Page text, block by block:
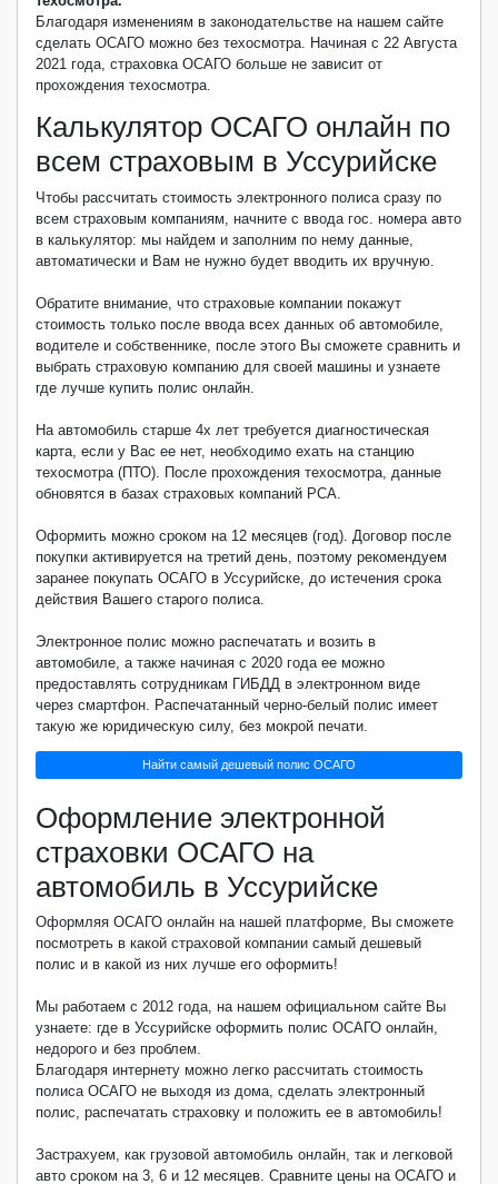
Благодаря изменениям в законодательстве на нашем сайте
сделать ОСАГО можно без техосмотра. Начиная с 22 Августа
2021 года, страховка ОСАГО больше не зависит от
прохождения техосмотра.
Калькулятор ОСАГО онлайн по
всем страховым в Уссурийске
Чтобы рассчитать стоимость электронного полиса сразу по
всем страховым компаниям, начните с ввода гос. номера авто
в калькулятор: мы найдем и заполним по нему данные,
автоматически и Вам не нужно будет вводить их вручную.
Обратите внимание, что страховые компании покажут
стоимость только после ввода всех данных об автомобиле,
водителе и собственнике, после этого Вы сможете сравнить и
выбрать страховую компанию для своей машины и узнаете
где лучше купить полис онлайн.
На автомобиль старше 4х лет требуется диагностическая
карта, если у Вас ее нет, необходимо ехать на станцию
техосмотра (ПТО). После прохождения техосмотра, данные
обновятся в базах страховых компаний РСА.
Оформить можно сроком на 12 месяцев (год). Договор после
покупки активируется на третий день, поэтому рекомендуем
заранее покупать ОСАГО в Уссурийске, до истечения срока
действия Вашего старого полиса.
Электронное полис можно распечатать и возить в
автомобиле, а также начиная с 2020 года ее можно
предоставлять сотрудникам ГИБДД в электронном виде
через смартфон. Распечатанный черно-белый полис имеет
такую же юридическую силу, без мокрой печати.
Найти самый дешевый полис ОСАГО
Оформление электронной
страховки ОСАГО на
автомобиль в Уссурийске
Оформляя ОСАГО онлайн на нашей платформе, Вы сможете
посмотреть в какой страховой компании самый дешевый
полис и в какой из них лучше его оформить!
Мы работаем с 2012 года, на нашем официальном сайте Вы
узнаете: где в Уссурийске оформить полис ОСАГО онлайн,
недорого и без проблем.
Благодаря интернету можно легко рассчитать стоимость
полиса ОСАГО не выходя из дома, сделать электронный
полис, распечатать страховку и положить ее в автомобиль!
Застрахуем, как грузовой автомобиль онлайн, так и легковой
авто сроком на 3, 6 и 12 месяцев. Сравните цены на ОСАГО и